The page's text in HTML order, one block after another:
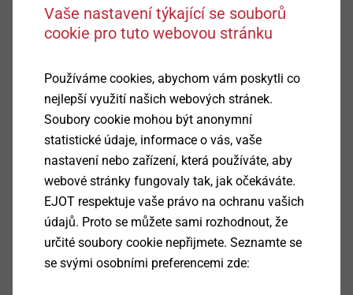
Zobrazit výrobek
Fréza na omítku
Nářadí a příslušenství pro ETICS
Zobrazit výrobek
Speciální vrták pro děrované
Vaše nastavení týkající se souborů
cookie pro tuto webovou stránku
Používáme cookies, abychom vám poskytli co
nejlepší využití našich webových stránek.
Soubory cookie mohou být anonymní
statistické údaje, informace o vás, vaše
nastavení nebo zařízení, která používáte, aby
webové stránky fungovaly tak, jak očekáváte.
EJOT respektuje vaše právo na ochranu vašich
údajů. Proto se můžete sami rozhodnout, že
určité soubory cookie nepřijmete. Seznamte se
se svými osobními preferencemi zde: